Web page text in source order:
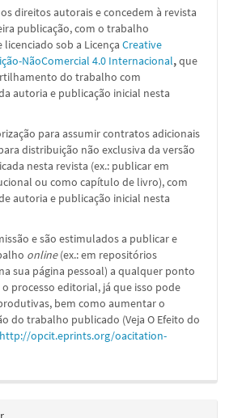
direitos autorais e concedem à revista
publicação, com o trabalho
sob a Licença Creative
NãoComercial 4.0 Internacional,que
do trabalho com
autoria e publicação inicial nesta
para assumir contratos adicionais
distribuição não exclusiva da versão
nesta revista (ex.: publicar em
ou como capítulo de livro), com
autoria e publicação inicial nesta
e são estimulados a publicar e
online(ex.: em repositórios
sua página pessoal) a qualquer ponto
processo editorial, já que isso pode
bem como aumentar o
do trabalho publicado (Veja O Efeito do
http://opcit.eprints.org/oacitation-